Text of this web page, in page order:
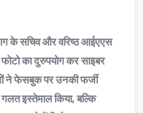
के सचिव और वरिष्ठ आईएएस
का दुरुपयोग कर साइबर
ने फेसबुक पर उनकी फर्जी
इस्तेमाल किया, बल्कि